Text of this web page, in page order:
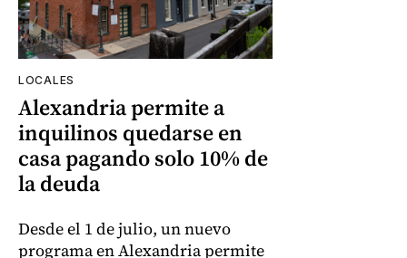
LOCALES
Alexandria permite a
inquilinos quedarse en
casa pagando solo 10% de
la deuda
Desde el 1 de julio, un nuevo
programa en Alexandria permite